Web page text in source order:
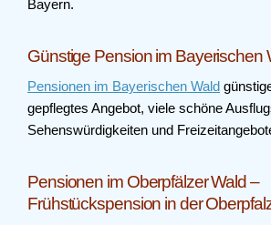
Bayern.
Günstige Pension im Bayerischen
Pensionen im Bayerischen Wald
gepflegtes Angebot, viele schöne
Sehenswürdigkeiten und
Pensionen im Oberpfälzer Wald –
Frühstückspension in der